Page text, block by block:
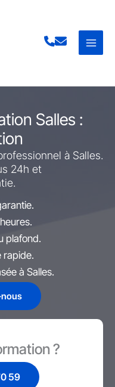
Salles :
à Salles.
24h et
plafond.
rapide.
à Salles.
?
59